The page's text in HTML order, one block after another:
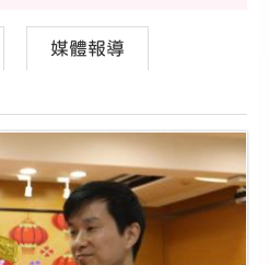
媒體報導